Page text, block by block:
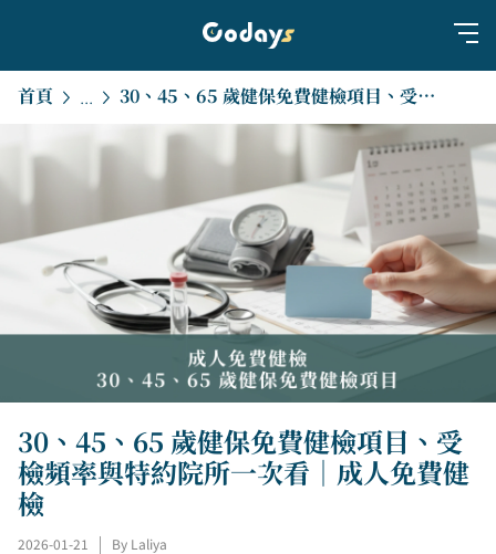
首頁 ... 30、45、65 歲健保免費健檢項目、受檢頻率與特約院所一次看｜成人免費健檢
30、45、65 歲健保免費健檢項目、受
檢頻率與特約院所一次看｜成人免費健
檢
2026-01-21 By Laliya